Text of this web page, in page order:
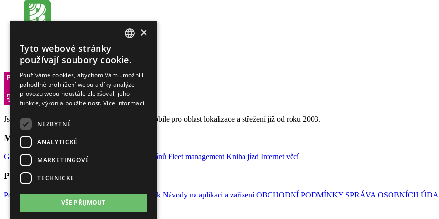
Kontaktní e-mail:
zwebu@rex.eu
Jsme certifikovaným M2M partnerem firmy T-Mobile pro oblast lokalizace a střežení již od roku 2003.
Mohlo by Vás zajímat
GPS lokátory do auta GPS sledování lodí a veteránů Fleet management Kniha jízd Internet věcí
Pro naše klienty
Portál REX Online Dokumenty a informace Ceník Návody na aplikaci a zařízení OBCHODNÍ PODMÍNKY SPRÁVA OSOBNÍCH
GERMAN
×
Tyto webové stránky
používají soubory cookie.
Používáme cookies, abychom Vám umožnili
pohodlné prohlížení webu a díky analýze
provozu webu neustále zlepšovali jeho
funkce, výkon a použitelnost.Více informací
NEZBYTNÉ
ANALYTICKÉ
MARKETINGOVÉ
TECHNICKÉ
VŠE PŘIJMOUT